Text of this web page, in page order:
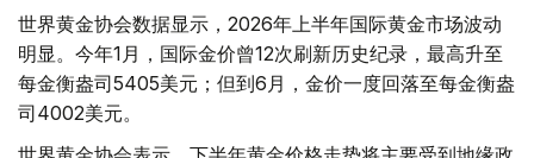
世界黄金协会数据显示，2026年上半年国际黄金市场波动
明显。今年1月，国际金价曾12次刷新历史纪录，最高升至
每金衡盎司5405美元；但到6月，金价一度回落至每金衡盎
司4002美元。